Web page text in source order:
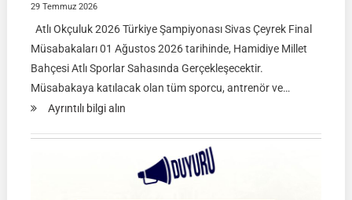
29 Temmuz 2026
Atlı Okçuluk 2026 Türkiye Şampiyonası Sivas Çeyrek Final
Müsabakaları 01 Ağustos 2026 tarihinde, Hamidiye Millet
Bahçesi Atlı Sporlar Sahasında Gerçekleşecektir.
Müsabakaya katılacak olan tüm sporcu, antrenör ve…
Ayrıntılı bilgi alın:
2026
Türkiye